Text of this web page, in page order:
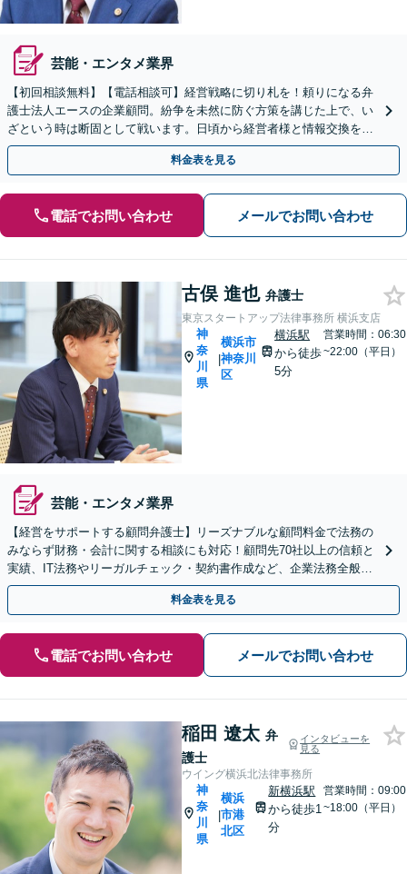
芸能・エンタメ業界
【初回相談無料】【電話相談可】経営戦略に切り札を！頼りになる弁
護士法人エースの企業顧問。紛争を未然に防ぐ方策を講じた上で、い
ざという時は断固として戦います。日頃から経営者様と情報交換を密
に行い、信頼関係を構築します。安心してお任せください。
料金表を見る
電話でお問い合わせ メールでお問い合わせ
古俣 進也 弁護士
東京スタートアップ法律事務所 横浜支店
神
奈
川
県
|
横浜市
神奈川
区
横浜駅
から徒歩
5分
営業時間：06:30
~22:00（平日）
芸能・エンタメ業界
【経営をサポートする顧問弁護士】リーズナブルな顧問料金で法務の
みならず財務・会計に関する相談にも対応！顧問先70社以上の信頼と
実績、IT法務やリーガルチェック・契約書作成など、企業法務全般に
ついてお気軽にご相談ください。
料金表を見る
電話でお問い合わせ メールでお問い合わせ
稲田 遼太 弁
護士
インタビューを
見る
ウイング横浜北法律事務所
神
奈
川
県
|
横浜
市港
北区
新横浜駅
から徒歩1
分
営業時間：09:00
~18:00（平日）